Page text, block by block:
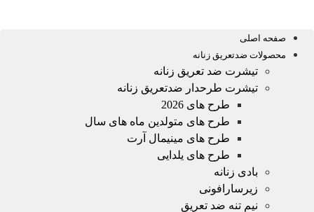
صفحه اصلی
محصولات ضدتعریق زنانه
تیشرت ضد تعریق زنانه
تیشرت طرحدار ضدتعریق زنانه
طرح های 2026
طرح های متولدین ماه های سال
طرح های مینیمال آرت
طرح های یلدایی
بادی زنانه
زیرسارافونی
نیم تنه ضد تعریق